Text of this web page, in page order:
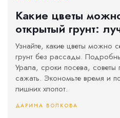
Какие цветы
открытый грунт:
для сада
Узнайте, какие цветы можно
грунт без рассады.
Урала, сроки посева, советы
сажать. Экономьте время и
лишних хлопот.
ДАРИНА ВОЛКОВА